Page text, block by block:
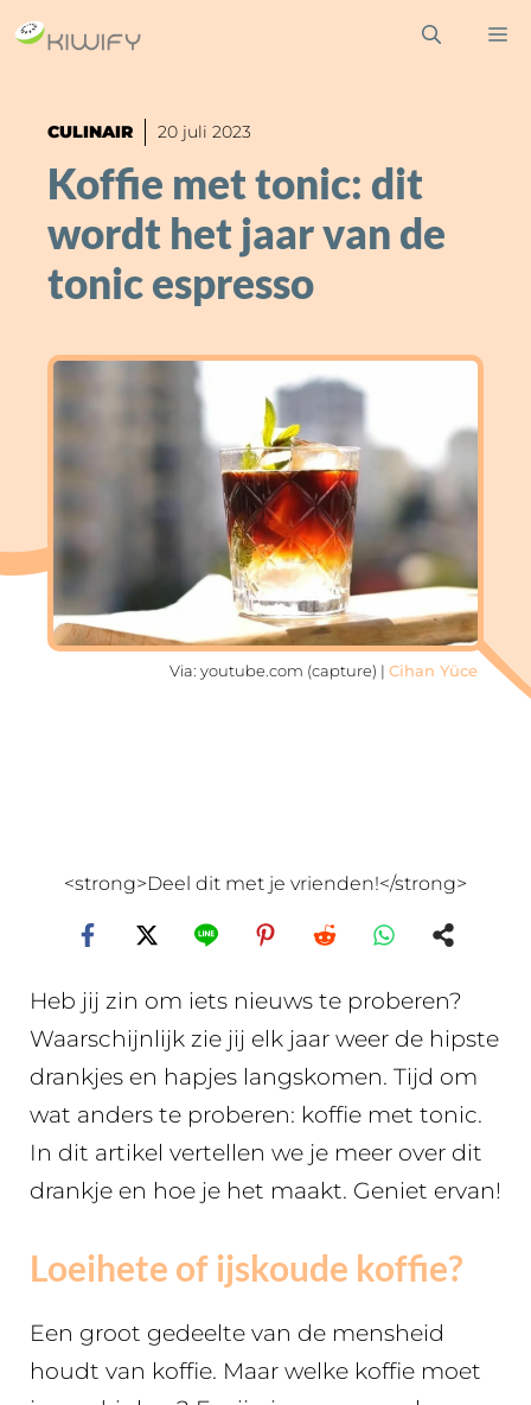
Ga
naar
inhoudCULINAIR 20 juli 2023
Koffie met tonic: dit
wordt het jaar van de
tonic espresso
Via: youtube.com (capture) | Cihan Yüce
<strong>Deel dit met je vrienden!</strong>
Heb jij zin om iets nieuws te proberen?
Waarschijnlijk zie jij elk jaar weer de hipste
drankjes en hapjes langskomen. Tijd om
wat anders te proberen: koffie met tonic.
In dit artikel vertellen we je meer over dit
drankje en hoe je het maakt. Geniet ervan!
Loeihete of ijskoude koffie?
Een groot gedeelte van de mensheid
houdt van koffie. Maar welke koffie moet